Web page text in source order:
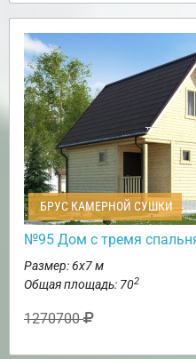
БРУС КАМЕРНОЙ СУШКИ
№95 Дом с тремя
Размер: 6х7 м
Общая площадь: 702
1270700